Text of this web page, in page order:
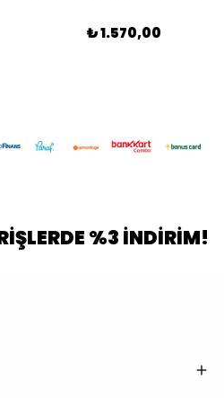
₺ 1.570,00
%3 İNDİRİM!